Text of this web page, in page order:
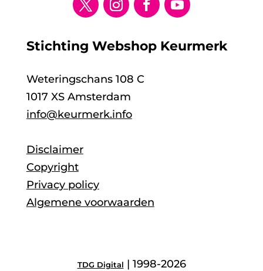
Stichting Webshop Keurmerk
Weteringschans 108 C
1017 XS Amsterdam
info@keurmerk.info
Disclaimer
Copyright
Privacy policy
Algemene voorwaarden
TDG Digital | 1998-2026